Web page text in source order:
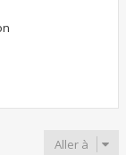
Aller à